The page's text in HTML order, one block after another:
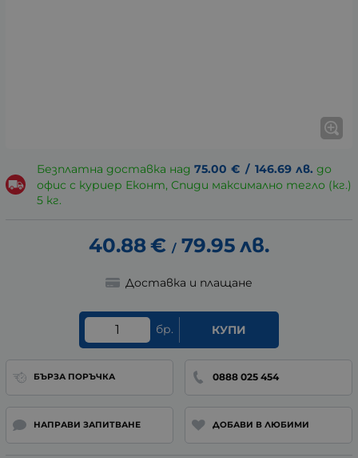
Безплатна доставка над 75.00 € / 146.69 лв. до
офис с куриер Еконт, Спиди максимално тегло (кг.)
5 кг.
40.88€ / 79.95 лв.
Доставка и плащане
бр. КУПИ
БЪРЗА ПОРЪЧКА 0888 025 454
НАПРАВИ ЗАПИТВАНЕ ДОБАВИ В ЛЮБИМИ